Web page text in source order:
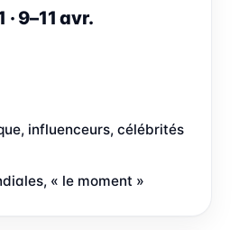
9–11 avr.
influenceurs, célébrités
« le moment »